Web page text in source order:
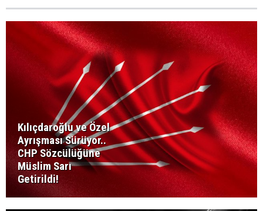
Kılıçdaroğlu ve Özel
Ayrışması Sürüyor..
CHP Sözcülüğüne
Müslim Sarı
Getirildi!